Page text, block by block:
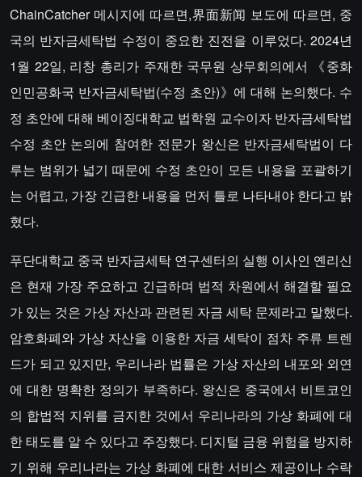
ChainCatcher 메시지에 따르면,界面新闻 보도에 따르면, 중
국의 반자금세탁법 수정이 중요한 진전을 이루었다. 2024년
1월 22일, 리창 총리가 주재한 국무원 상무회의에서 《중화
인민공화국 반자금세탁법(수정 초안)》에 대해 논의했다. 수
정 초안에 대해 베이징대학교 법학원 교수이자 반자금세탁법
수정 초안 논의에 참여한 전문가 왕신은 반자금세탁법이 다
루는 범위가 넓기 때문에 수정 초안이 모든 내용을 포괄하기
는 어렵고, 가장 긴급한 내용을 먼저 틀로 나타내야 한다고 밝
혔다.
푸단대학교 중국 반자금세탁 연구센터의 실행 이사인 옌리신
은 현재 가장 주요하고 긴급하며 법적 차원에서 해결할 필요
가 있는 것은 가상 자산과 관련된 자금 세탁 문제라고 말했다.
암호화폐와 가상 자산을 이용한 자금 세탁이 점차 주류 트렌
드가 되고 있지만, 우리나라 법률은 가상 자산의 내포와 외연
에 대한 명확한 정의가 부족하다. 왕신은 중국에서 비트코인
의 합법적 지위를 금지한 것에서 우리나라의 가상 화폐에 대
한 태도를 알 수 있다고 주장했다. 디지털 금융 위험을 방지하
기 위해 우리나라는 가상 화폐에 대한 서비스 제공이나 수락